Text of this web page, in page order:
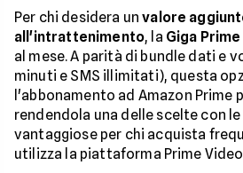
Per chi desidera unvalore
all'intrattenimento, la Giga Prime
al mese. A parità di bundle dati e
minuti e SMS illimitati), questa
l'abbonamento ad Amazon Prime
rendendola una delle scelte con
vantaggiose per chi acquista
utilizza la piattaforma Prime